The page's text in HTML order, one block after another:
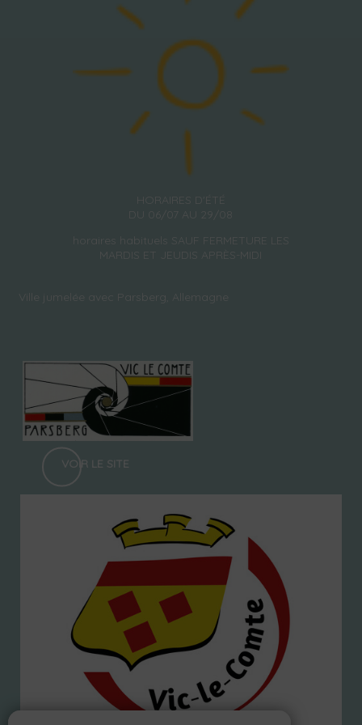
HORAIRES D'ÉTÉ
DU 06/07 AU 29/08
horaires habituels SAUF FERMETURE LES
MARDIS ET JEUDIS APRÈS-MIDI
Ville jumelée avec Parsberg, Allemagne
VOIR LE SITE